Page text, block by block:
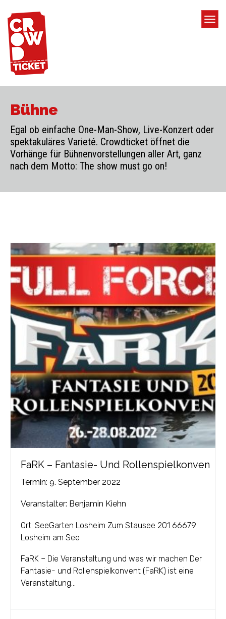
Bühne
Egal ob einfache One-Man-Show, Live-Konzert oder
spektakuläres Varieté. Crowdticket öffnet die
Vorhänge für Bühnenvorstellungen aller Art, ganz
nach dem Motto: The show must go on!
FaRK – Fantasie- Und Rollenspielkonven
Termin: 9. September 2022
Veranstalter: Benjamin Kiehn
Ort: SeeGarten Losheim Zum Stausee 201 66679
Losheim am See
FaRK – Die Veranstaltung und was wir machen Der
Fantasie- und Rollenspielkonvent (FaRK) ist eine
Veranstaltung...